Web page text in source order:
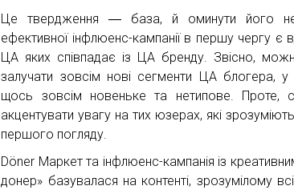
Це твердження ― база, й оминути його
ефективної інфлюенс-кампанії в першу чергу є
ЦА яких співпадає із ЦА бренду. Звісно,
залучати зовсім нові сегменти ЦА блогера, у
щось зовсім новеньке та нетипове. Проте,
акцентувати увагу на тих юзерах, які
першого погляду.
Döner Маркет та інфлюенс-кампанія із
донер» базувалася на контенті, зрозумілому